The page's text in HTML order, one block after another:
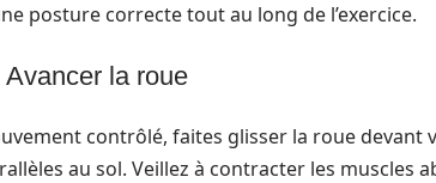
posture correcte tout au long de l’exercice.
la roue
contrôlé, faites glisser la roue devant
au sol. Veillez à contracter les muscles